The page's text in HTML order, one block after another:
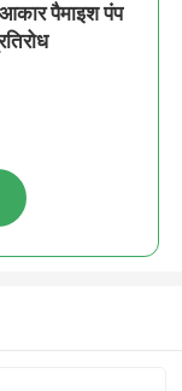
पैमाइश पंप